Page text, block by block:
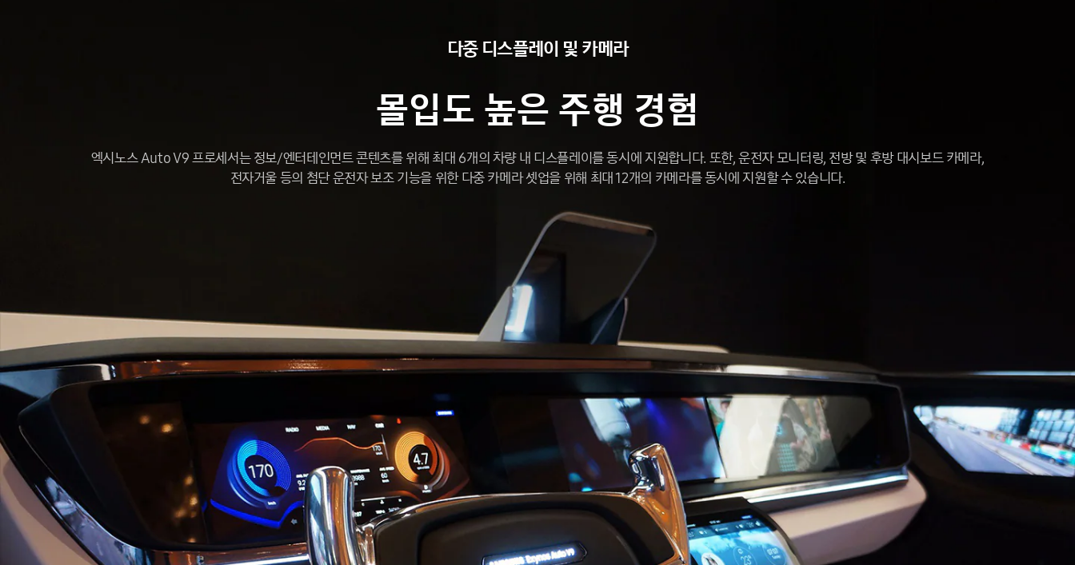
다중디스플레이 및카메라
몰입도 높은 주행 경험
엑시노스 Auto V9 프로세서는 정보/엔터테인먼트 콘텐츠를 위해 최대 6개의 차량 내 디스플레이를 동시에 지원합니다. 또한, 운전자 모니터링, 전방 및 후방 대시보드 카메라,
전자거울 등의 첨단 운전자 보조 기능을 위한 다중 카메라 셋업을 위해 최대 12개의 카메라를 동시에 지원할 수 있습니다.